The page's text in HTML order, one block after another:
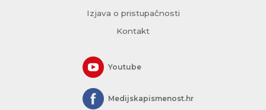
Izjava o pristupačnosti
Kontakt
Youtube
Medijskapismenost.hr